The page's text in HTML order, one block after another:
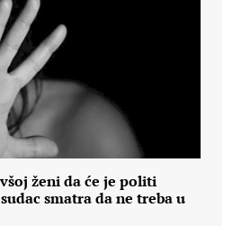
ženi da će je politi
smatra da ne treba u